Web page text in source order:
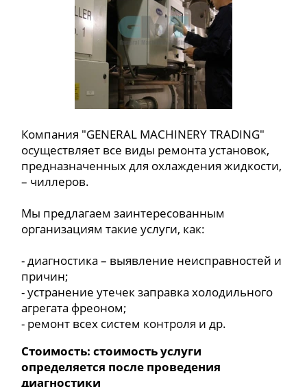
Компания "GENERAL MACHINERY TRADING"
осуществляет все виды ремонта установок,
предназначенных для охлаждения жидкости,
– чиллеров.
Мы предлагаем заинтересованным
организациям такие услуги, как:
- диагностика – выявление неисправностей и
причин;
- устранение утечек заправка холодильного
агрегата фреоном;
- ремонт всех систем контроля и др.
Стоимость: стоимость услуги
определяется после проведения
диагностики